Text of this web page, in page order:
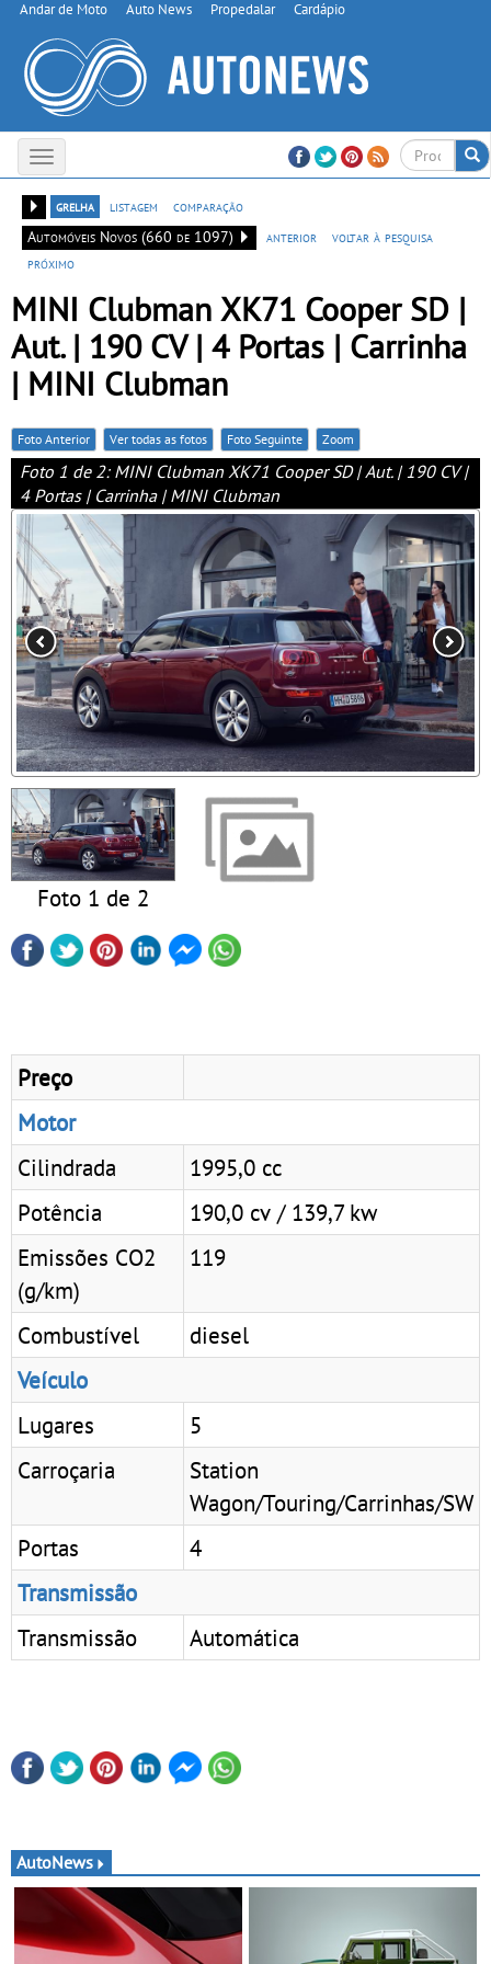
Andar de Moto Auto News Propedalar Cardápio
Toggle
navigation
grelha
listagem
comparação
Automóveis Novos (660 de 1097)
anterior
voltar à pesquisa
próximo
MINI Clubman XK71 Cooper SD |
Aut. | 190 CV | 4 Portas | Carrinha
| MINI Clubman
Foto Anterior Ver todas as fotos Foto Seguinte Zoom
Foto 1 de 2: MINI Clubman XK71 Cooper SD | Aut. | 190 CV |
4 Portas | Carrinha | MINI Clubman
Foto 1 de 2
Preço
Motor
Cilindrada
1995,0 cc
Potência
190,0 cv / 139,7 kw
Emissões CO2
(g/km)
119
Combustível
diesel
Veículo
Lugares
5
Carroçaria
Station
Wagon/Touring/Carrinhas/SW
Portas
4
Transmissão
Transmissão
Automática
AutoNews